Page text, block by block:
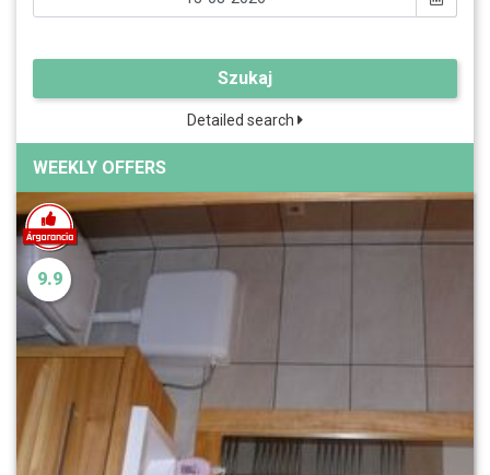
Szukaj
Detailed search
WEEKLY OFFERS
9.9